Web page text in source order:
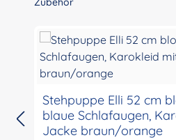
Stehpuppe Elli 52 cm blonde Haare,
blaue Schlafaugen,
Jacke braun/orange